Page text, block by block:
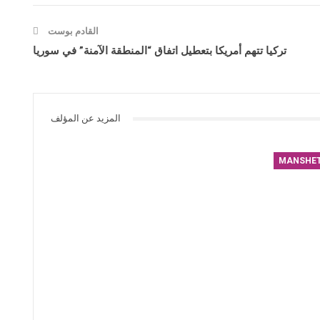
القادم بوست
تركيا تتهم أمريكا بتعطيل اتفاق “المنطقة الآمنة” في سوريا
المزيد عن المؤلف